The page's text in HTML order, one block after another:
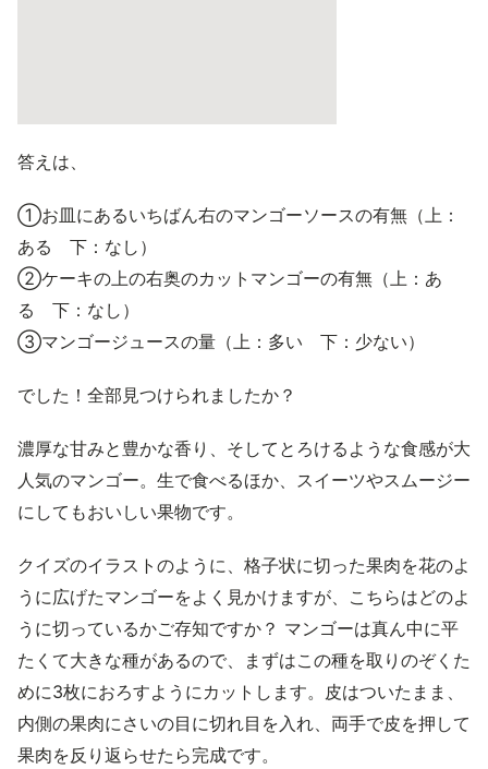
答えは、
①お皿にあるいちばん右のマンゴーソースの有無（上：
ある 下：なし）
②ケーキの上の右奥のカットマンゴーの有無（上：あ
る 下：なし）
③マンゴージュースの量（上：多い 下：少ない）
でした！全部見つけられましたか？
濃厚な甘みと豊かな香り、そしてとろけるような食感が大
人気のマンゴー。生で食べるほか、スイーツやスムージー
にしてもおいしい果物です。
クイズのイラストのように、格子状に切った果肉を花のよ
うに広げたマンゴーをよく見かけますが、こちらはどのよ
うに切っているかご存知ですか？ マンゴーは真ん中に平
たくて大きな種があるので、まずはこの種を取りのぞくた
めに3枚におろすようにカットします。皮はついたまま、
内側の果肉にさいの目に切れ目を入れ、両手で皮を押して
果肉を反り返らせたら完成です。